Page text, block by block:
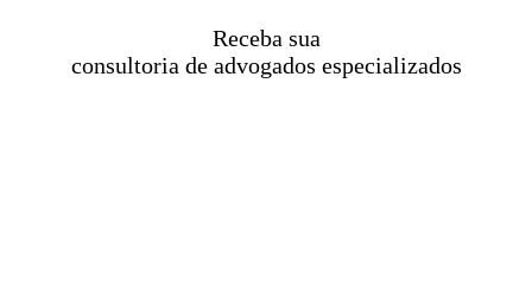
Receba sua
consultoria de advogados especializados